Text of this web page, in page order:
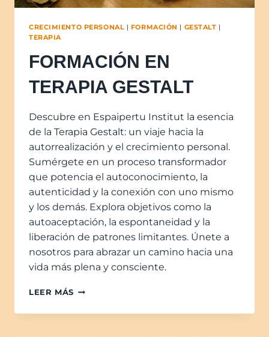
CRECIMIENTO PERSONAL | FORMACIÓN | GESTALT |
TERAPIA
FORMACIÓN EN
TERAPIA GESTALT
Descubre en Espaipertu Institut la esencia
de la Terapia Gestalt: un viaje hacia la
autorrealización y el crecimiento personal.
Sumérgete en un proceso transformador
que potencia el autoconocimiento, la
autenticidad y la conexión con uno mismo
y los demás. Explora objetivos como la
autoaceptación, la espontaneidad y la
liberación de patrones limitantes. Únete a
nosotros para abrazar un camino hacia una
vida más plena y consciente.
LEER MÁS